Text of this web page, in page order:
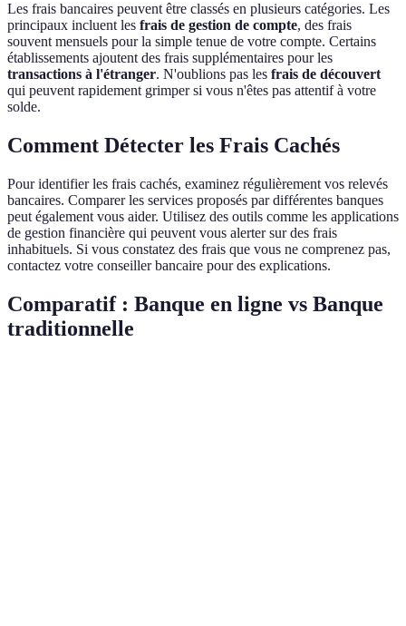
Les frais bancaires peuvent être classés en plusieurs catégories. Les
principaux incluent les frais de gestion de compte, des frais
souvent mensuels pour la simple tenue de votre compte. Certains
établissements ajoutent des frais supplémentaires pour les
transactions à l'étranger. N'oublions pas les frais de découvert
qui peuvent rapidement grimper si vous n'êtes pas attentif à votre
solde.
Comment Détecter les Frais Cachés
Pour identifier les frais cachés, examinez régulièrement vos relevés
bancaires. Comparer les services proposés par différentes banques
peut également vous aider. Utilisez des outils comme les applications
de gestion financière qui peuvent vous alerter sur des frais
inhabituels. Si vous constatez des frais que vous ne comprenez pas,
contactez votre conseiller bancaire pour des explications.
Comparatif : Banque en ligne vs Banque
traditionnelle